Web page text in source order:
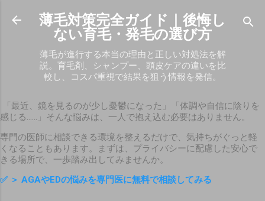
スキップしてメイン コンテンツに移動
薄毛対策完全ガイド｜後悔し
ない育毛・発毛の選び方
薄毛が進行する本当の理由と正しい対処法を解
説。育毛剤、シャンプー、頭皮ケアの違いを比
較し、コスパ重視で結果を狙う情報を発信。
「最近、鏡を見るのが少し憂鬱になった」「体調や自信に陰りを
感じる……」そんな悩みは、一人で抱え込む必要はありません。
専門の医師に相談できる環境を整えるだけで、気持ちがぐっと軽
くなることもあります。まずは、プライバシーに配慮した安心で
きる場所で、一歩踏み出してみませんか。
✅ ＞ AGAやEDの悩みを専門医に無料で相談してみる